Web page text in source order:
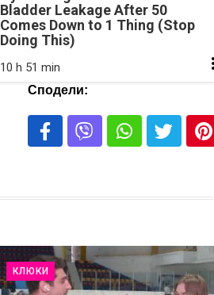
Bladder Leakage After 50
Comes Down to 1 Thing (Stop
Doing This)
10 h 51 min
Сподели:
КЛЮКИ